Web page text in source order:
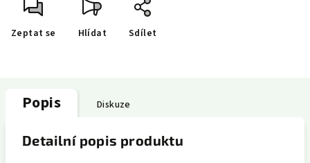
Zeptat se Hlídat Sdílet
Popis Diskuze
Detailní popis produktu